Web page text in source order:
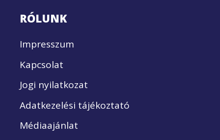
RÓLUNK
Impresszum
Kapcsolat
Jogi nyilatkozat
Adatkezelési tájékoztató
Médiaajánlat